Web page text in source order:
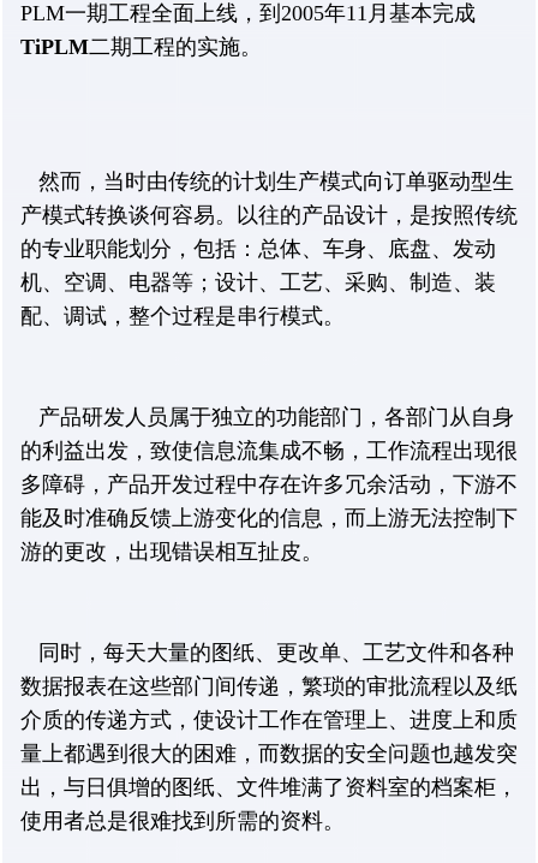
PLM一期工程全面上线，到2005年11月基本完成
TiPLM二期工程的实施。
然而，当时由传统的计划生产模式向订单驱动型生
产模式转换谈何容易。以往的产品设计，是按照传统
的专业职能划分，包括：总体、车身、底盘、发动
机、空调、电器等；设计、工艺、采购、制造、装
配、调试，整个过程是串行模式。
产品研发人员属于独立的功能部门，各部门从自身
的利益出发，致使信息流集成不畅，工作流程出现很
多障碍，产品开发过程中存在许多冗余活动，下游不
能及时准确反馈上游变化的信息，而上游无法控制下
游的更改，出现错误相互扯皮。
同时，每天大量的图纸、更改单、工艺文件和各种
数据报表在这些部门间传递，繁琐的审批流程以及纸
介质的传递方式，使设计工作在管理上、进度上和质
量上都遇到很大的困难，而数据的安全问题也越发突
出，与日俱增的图纸、文件堆满了资料室的档案柜，
使用者总是很难找到所需的资料。